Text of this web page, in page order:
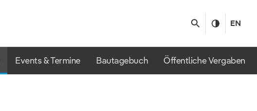
EN
Events & Termine Bautagebuch Öffentliche Vergaben